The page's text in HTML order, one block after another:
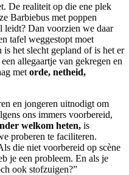
De realiteit op die ene plek
Barbiebus met poppen
leidt? Dan voorzien we daar
tafel weggestopt moet
het slecht gepland of is het er
allegaartje van gekregen en
met orde, netheid,
en jongeren uitnodigt om
ons immers voorbereid,
welkom heten, is
proberen te faciliteren.
die niet voorbereid op scène
je een probleem. En als je
ook stofzuigen?”